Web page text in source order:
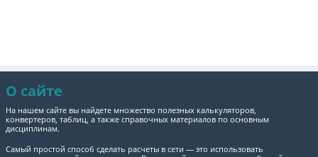
О сайте
На нашем сайте вы найдете множество полезных калькуляторов,
конвертеров, таблиц, а также справочных материалов по основным
дисциплинам.
Самый простой способ сделать расчеты в сети — это использовать